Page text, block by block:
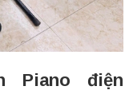
Piano điện